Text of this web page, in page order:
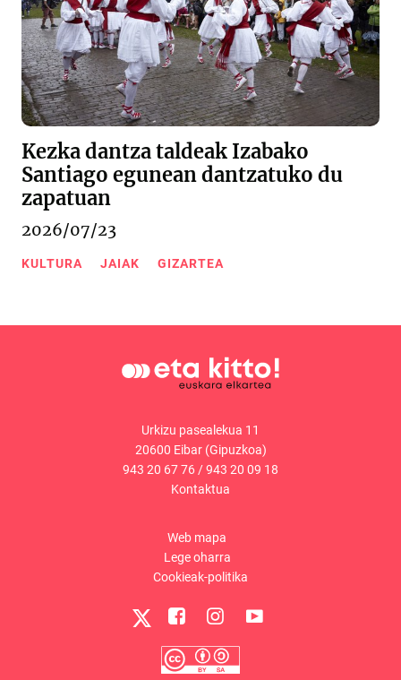
Kezka dantza taldeak Izabako
Santiago egunean dantzatuko du
zapatuan
2026/07/23
KULTURA JAIAK GIZARTEA
Urkizu pasealekua 11
20600 Eibar (Gipuzkoa)
943 20 67 76/943 20 09 18
Kontaktua
Web mapa
Lege oharra
Cookieak-politika